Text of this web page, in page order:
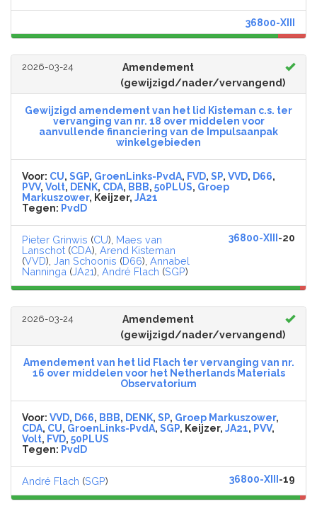
36800-XIII
2026-03-24
Amendement
(gewijzigd/nader/vervangend)
Gewijzigd amendement van het lid Kisteman c.s. ter
vervanging van nr. 18 over middelen voor
aanvullende financiering van de Impulsaanpak
winkelgebieden
Voor: CU, SGP, GroenLinks-PvdA, FVD, SP, VVD, D66,
PVV, Volt, DENK, CDA, BBB, 50PLUS, Groep
Markuszower, Keijzer, JA21
Tegen: PvdD
Pieter Grinwis (CU), Maes van
Lanschot (CDA), Arend Kisteman
(VVD), Jan Schoonis (D66), Annabel
Nanninga (JA21), André Flach (SGP)
36800-XIII -20
2026-03-24
Amendement
(gewijzigd/nader/vervangend)
Amendement van het lid Flach ter vervanging van nr.
16 over middelen voor het Netherlands Materials
Observatorium
Voor: VVD, D66, BBB, DENK, SP, Groep Markuszower,
CDA, CU, GroenLinks-PvdA, SGP, Keijzer, JA21, PVV,
Volt, FVD, 50PLUS
Tegen: PvdD
André Flach (SGP) 36800-XIII -19